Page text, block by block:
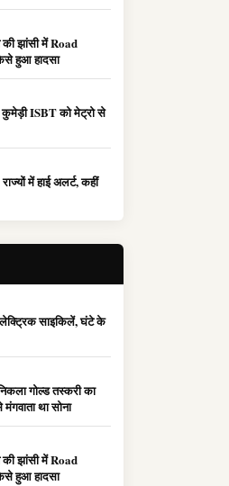
झांसी में Road
हुआ हादसा
ISBT को मेट्रो से
में हाई अलर्ट, कहीं
साइकिलें, घंटे के
गोल्ड तस्करी का
था सोना
झांसी में Road
हुआ हादसा